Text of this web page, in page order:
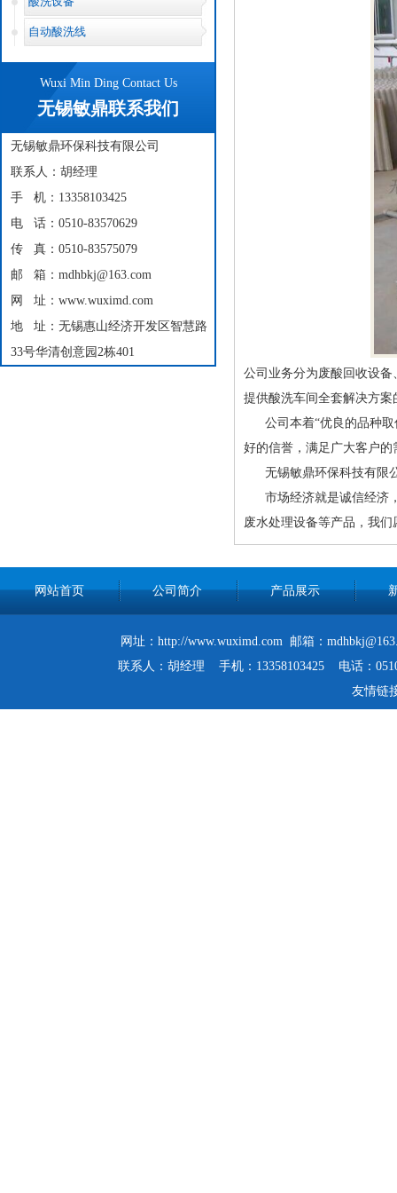
自动酸洗线
Wuxi Min Ding Contact Us
无锡敏鼎联系我们
无锡敏鼎环保科技有限公司
联系人：胡经理
手 机：13358103425
电 话：0510-83570629
传 真：0510-83575079
邮 箱：mdhbkj@163.com
网 址：www.wuximd.com
地 址：无锡惠山经济开发区智慧路
33号华清创意园2栋401
公司业务分为废酸回收设
提供酸洗车间全套解决方
公司本着“优良的品种取
好的信誉，满足广大客户
无锡敏鼎环保科技有限公
市场经济就是诚信经济，
废水处理设备等产品，我
网站首页 公司简介 产品展示
网址：http://www.wuximd.com 邮箱：
联系人：胡经理 手机：13358103425 电话：
友情链